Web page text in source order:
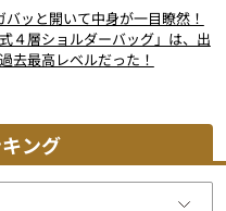
バッと開いて中身が一目瞭然！
４層ショルダーバッグ」は、出
去最高レベルだった！
ング